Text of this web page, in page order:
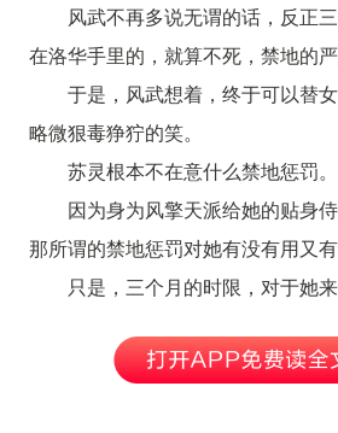
风武不再多说无谓的话，反正
在洛华手里的，就算不死，禁地的
于是，风武想着，终于可以替
略微狠毒狰狞的笑。
苏灵根本不在意什么禁地惩罚。
因为身为风擎天派给她的贴身
那所谓的禁地惩罚对她有没有用又有
只是，三个月的时限，对于她